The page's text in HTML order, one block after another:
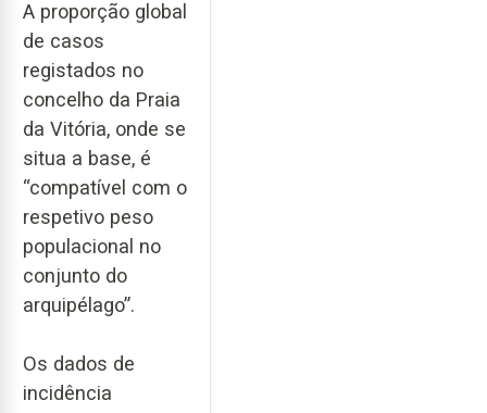
A proporção global
de casos
registados no
concelho da Praia
da Vitória, onde se
situa a base, é
“compatível com o
respetivo peso
populacional no
conjunto do
arquipélago”.
Os dados de
incidência